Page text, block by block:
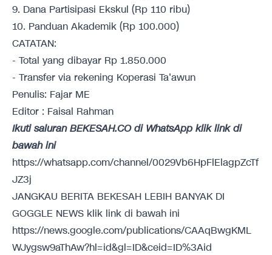
9. Dana Partisipasi Ekskul (Rp 110 ribu)
10. Panduan Akademik (Rp 100.000)
CATATAN:
- Total yang dibayar Rp 1.850.000
- Transfer via rekening Koperasi Ta'awun
Penulis: Fajar ME
Editor : Faisal Rahman
Ikuti saluran BEKESAH.CO di WhatsApp klik link di
bawah ini
https://whatsapp.com/channel/0029Vb6HpFlElagpZcTf
JZ3j
JANGKAU BERITA BEKESAH LEBIH BANYAK DI
GOGGLE NEWS klik link di bawah ini
https://news.google.com/publications/CAAqBwgKML
WJygsw9aThAw?hl=id&gl=ID&ceid=ID%3Aid